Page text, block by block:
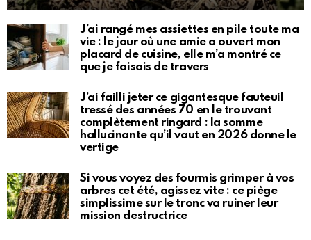
J’ai rangé mes assiettes en pile toute ma
vie : le jour où une amie a ouvert mon
placard de cuisine, elle m’a montré ce
que je faisais de travers
J’ai failli jeter ce gigantesque fauteuil
tressé des années 70 en le trouvant
complètement ringard : la somme
hallucinante qu’il vaut en 2026 donne le
vertige
Si vous voyez des fourmis grimper à vos
arbres cet été, agissez vite : ce piège
simplissime sur le tronc va ruiner leur
mission destructrice